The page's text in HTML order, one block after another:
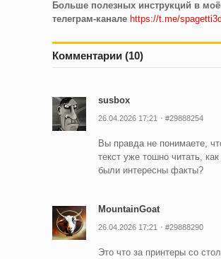
Больше полезных инструкций в
телеграм-канале https://t.me/spagetti3d
Комментарии (10)
susbox
26.04.2026 17:21 #29888254
Вы правда не понимаете,
текст уже тошно читать,
были интересны факты?
MountainGoat
26.04.2026 17:21 #29888290
Это что за принтеры со